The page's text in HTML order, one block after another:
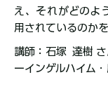
え、それがどのよ
用されているのか
講師：石塚 達樹
ーインゲルハイム